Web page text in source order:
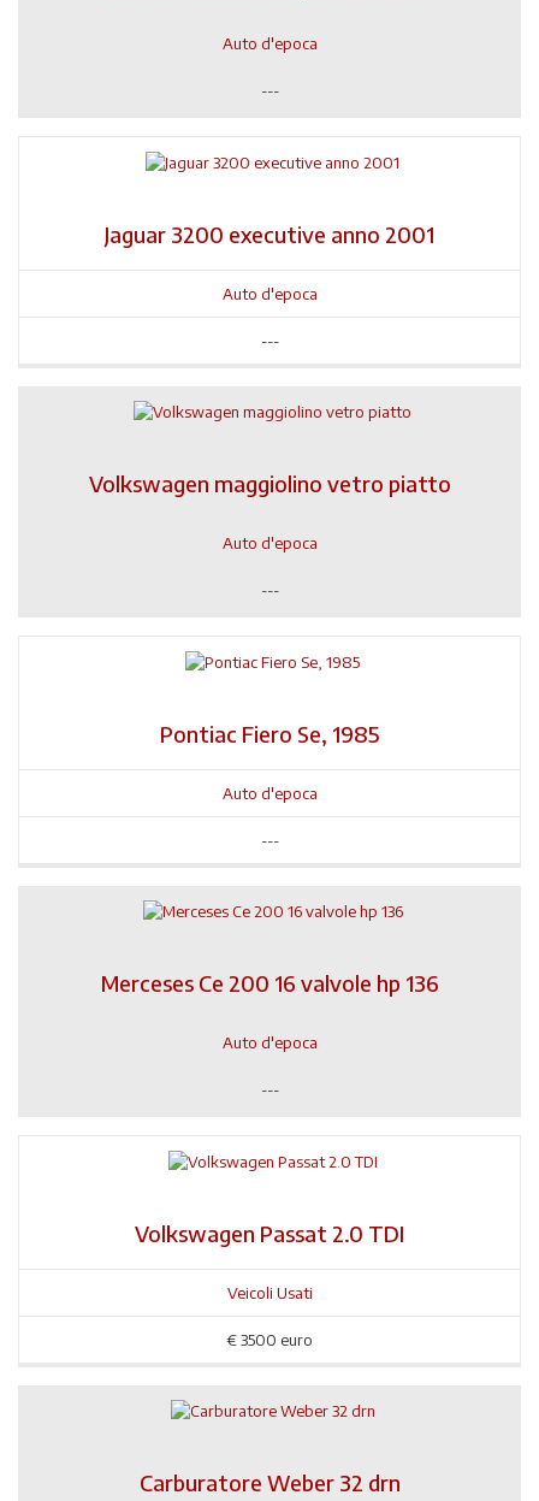
Auto d'epoca
---
Jaguar 3200 executive anno 2001
Auto d'epoca
---
Volkswagen maggiolino vetro piatto
Auto d'epoca
---
Pontiac Fiero Se, 1985
Auto d'epoca
---
Merceses Ce 200 16 valvole hp 136
Auto d'epoca
---
Volkswagen Passat 2.0 TDI
Veicoli Usati
€3500 euro
Carburatore Weber 32 drn